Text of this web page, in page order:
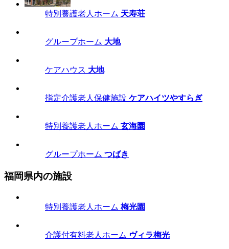
特別養護老人ホーム 天寿荘
グループホーム 大地
ケアハウス 大地
指定介護老人保健施設 ケアハイツやすらぎ
特別養護老人ホーム 玄海園
グループホーム つばき
福岡県内の施設
特別養護老人ホーム 梅光園
介護付有料老人ホーム ヴィラ梅光